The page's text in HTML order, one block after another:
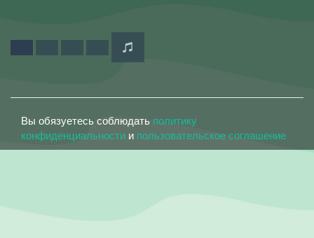
Вы обязуетесь соблюдать политику
конфиденциальности и пользовательское соглашение